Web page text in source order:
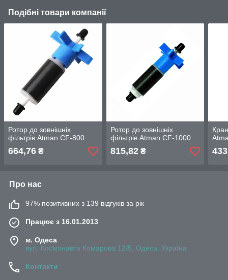
Подібні товари компанії
Ротор до зовнішніх
фільтрів Atman CF-800
664,76 ₴
Ротор до зовнішніх
фільтрів Atman CF-1000
815,82₴
Про нас
97% позитивних з 139 відгуків за рік
Працює з 16.01.2013
м. Одеса
вул. Космонавта Комарова 12/5, Одеса, Україна
Контакти